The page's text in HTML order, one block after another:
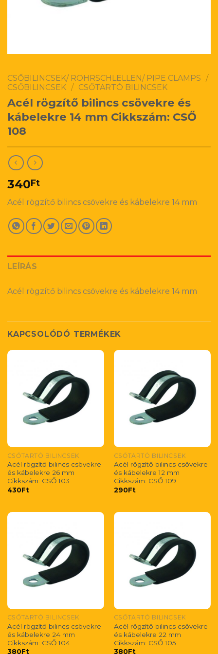
CSŐBILINCSEK/ ROHRSCHLELLEN/ PIPE CLAMPS /
CSŐBILINCSEK / CSŐTARTÓ BILINCSEK
Acél rögzítő bilincs csövekre és
kábelekre 14 mm Cikkszám: CSŐ
108
340Ft
Acél rögzítő bilincs csövekre és kábelekre 14 mm
LEÍRÁS
Acél rögzítő bilincs csövekre és kábelekre 14 mm
KAPCSOLÓDÓ TERMÉKEK
CSŐTARTÓ BILINCSEK
Acél rögzítő bilincs csövekre
és kábelekre 26 mm
Cikkszám: CSŐ 103
430Ft
CSŐTARTÓ BILINCSEK
Acél rögzítő bilincs csövekre
és kábelekre 12 mm
Cikkszám: CSŐ 109
290Ft
CSŐTARTÓ BILINCSEK
Acél rögzítő bilincs csövekre
és kábelekre 24 mm
Cikkszám: CSŐ 104
380Ft
CSŐTARTÓ BILINCSEK
Acél rögzítő bilincs csövekre
és kábelekre 22 mm
Cikkszám: CSŐ 105
380Ft